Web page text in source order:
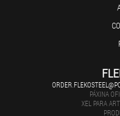
PÁXINA
XEL PARA